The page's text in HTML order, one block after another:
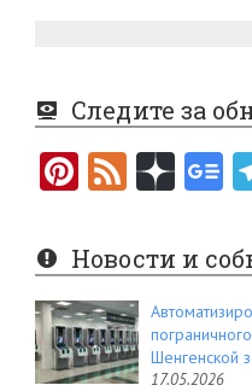
Следите за
Pi
er
es
t
F
e
d
Новости и
Шенгенской
17.05.2026